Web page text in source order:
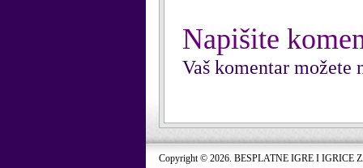
Napišite
Vaš komentar možete
Copyright © 2026. BESPLATNE IGRE I IGRICE